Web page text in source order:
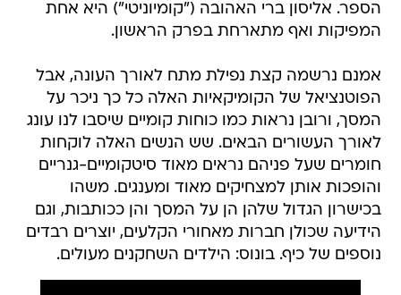
הספר. אליסון ברי האהובה ("קומיוניטי") היא אחת
המפיקות ואף מתארחת בפרק הראשון.
אמנם נרשמה קצת נפילת מתח לאורך העונה, אבל
הפוטנציאל של הקומיקאיות האלה כל כך ניכר על
המסך, ורובן נראות כמו כוחות קומיים שיסבו לנו עונג
לאורך העשורים הבאים. שש הנשים האלה לוקחות
חומרים שעל פניהם נראים מאוד סיטקומיים-גנריים
והופכות אותן למצחיקים מאוד ומענגים. משהו
בכישרון הגדול שלהן הן על המסך והן ככותבות, וגם
הידיעה שכולן חברות מאחורי הקלעים, יוצרים רבדים
נוספים של כיף. בונוס: הילדים השחקנים מעולים.